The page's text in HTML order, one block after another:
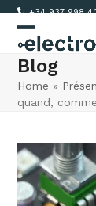
Skip
content
+34 937 998
Open
mobile
menu
Close
mobile
menu
Blog
Home »
quand,